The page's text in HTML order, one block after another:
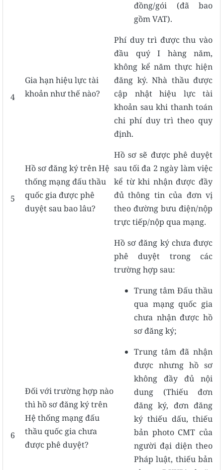
đồng/gói (đã bao
gồm VAT).
4
Gia hạn hiệu lực tài
khoản như thế nào?
Phí duy trì được thu vào
đầu quý I hàng năm,
không kể năm thực hiện
đăng ký. Nhà thầu được
cập nhật hiệu lực tài
khoản sau khi thanh toán
chi phí duy trì theo quy
định.
5
Hồ sơ đăng ký trên Hệ
thống mạng đấu thầu
quốc gia được phê
duyệt sau bao lâu?
Hồ sơ sẽ được phê duyệt
sau tối đa 2 ngày làm việc
kể từ khi nhận được đầy
đủ thông tin của đơn vị
theo đường bưu điện/nộp
trực tiếp/nộp qua mạng.
6
Đối với trường hợp nào
thì hồ sơ đăng ký trên
Hệ thống mạng đấu
thầu quốc gia chưa
được phê duyệt?
Hồ sơ đăng ký chưa được
phê duyệt trong các
trường hợp sau:
Trung tâm Đấu thầu
qua mạng quốc gia
chưa nhận được hồ
sơ đăng ký;
Trung tâm đã nhận
được nhưng hồ sơ
không đầy đủ nội
dung (Thiếu đơn
đăng ký, đơn đăng
ký thiếu dấu, thiếu
bản photo CMT của
người đại diện theo
Pháp luật, thiếu bản